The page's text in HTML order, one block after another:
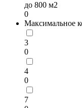
до 800 м2
0
Максимальное
3
0
4
0
7